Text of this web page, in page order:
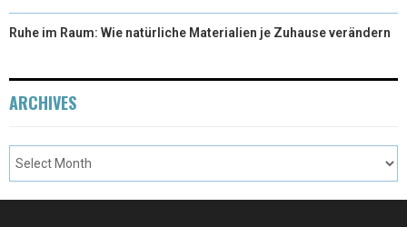
Ruhe im Raum: Wie natürliche Materialien je Zuhause verändern
ARCHIVES